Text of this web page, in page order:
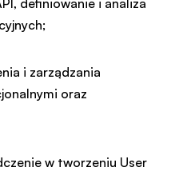
definiowanie i analiza
i zarządzania
oraz
w tworzeniu User